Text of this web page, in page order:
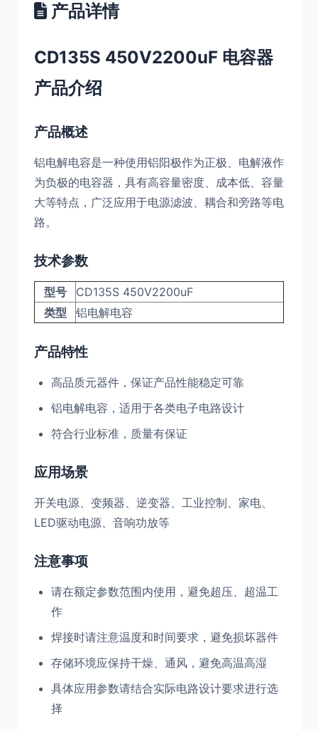
产品详情
CD135S 450V2200uF 电容器
产品介绍
产品概述
铝电解电容是一种使用铝阳极作为正极、电解液作
为负极的电容器，具有高容量密度、成本低、容量
大等特点，广泛应用于电源滤波、耦合和旁路等电
路。
技术参数
型号
CD135S 450V2200uF
类型
铝电解电容
产品特性
高品质元器件，保证产品性能稳定可靠
铝电解电容，适用于各类电子电路设计
符合行业标准，质量有保证
应用场景
开关电源、变频器、逆变器、工业控制、家电、
LED驱动电源、音响功放等
注意事项
请在额定参数范围内使用，避免超压、超温工
作
焊接时请注意温度和时间要求，避免损坏器件
存储环境应保持干燥、通风，避免高温高湿
具体应用参数请结合实际电路设计要求进行选
择